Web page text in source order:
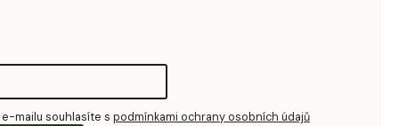
mailu souhlasíte s podmínkami ochrany osobních údajů